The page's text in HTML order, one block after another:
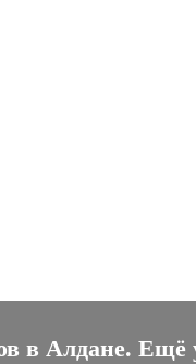
в Алдане.